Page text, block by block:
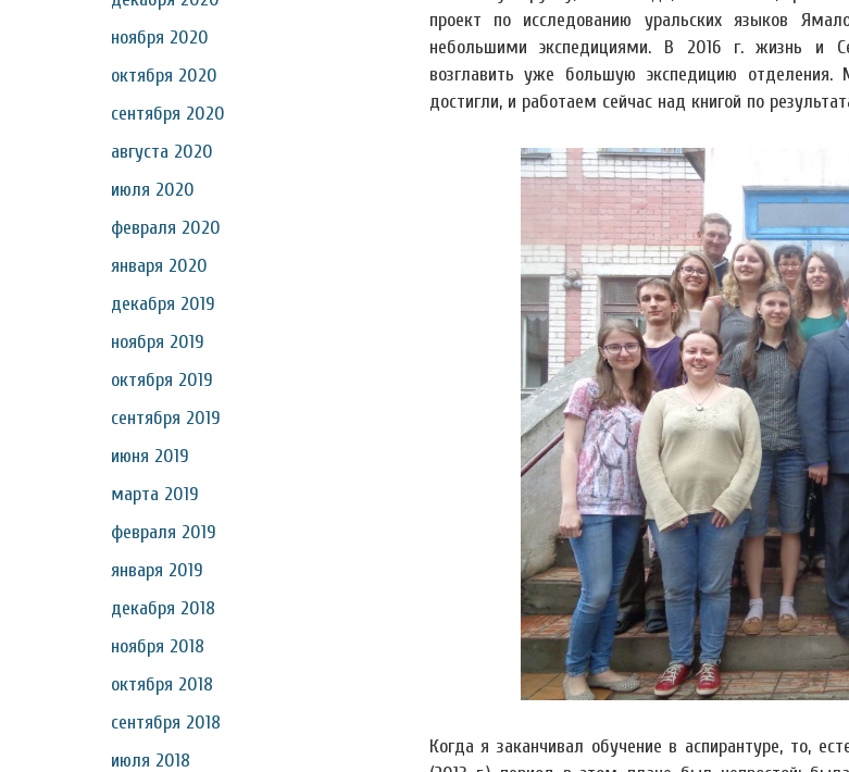
ноября 2020
октября 2020
сентября 2020
августа 2020
июля 2020
февраля 2020
января 2020
декабря 2019
ноября 2019
октября 2019
сентября 2019
июня 2019
марта 2019
февраля 2019
января 2019
декабря 2018
ноября 2018
октября 2018
сентября 2018
июля 2018
проект по исследованию уральских языков
небольшими экспедициями. В 2016 г. жизнь и
возглавить уже большую экспедицию
достигли, и работаем сейчас над книгой по
Когда я заканчивал обучение в аспирантуре, то,